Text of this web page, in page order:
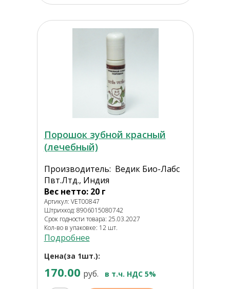
Порошок зубной красный
(лечебный)
Производитель: Ведик Био-Лабс
Пвт.Лтд., Индия
Вес нетто: 20 г
Артикул: VET00847
Штрихкод: 8906015080742
Срок годности товара: 25.03.2027
Кол-во в упаковке: 12 шт.
Подробнее
Цена(за 1шт.):
170.00 руб. в т.ч. НДС 5%